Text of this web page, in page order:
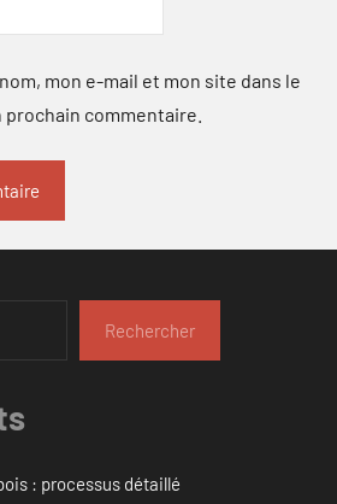
mon e-mail et mon site dans le
commentaire.
Rechercher
: processus détaillé